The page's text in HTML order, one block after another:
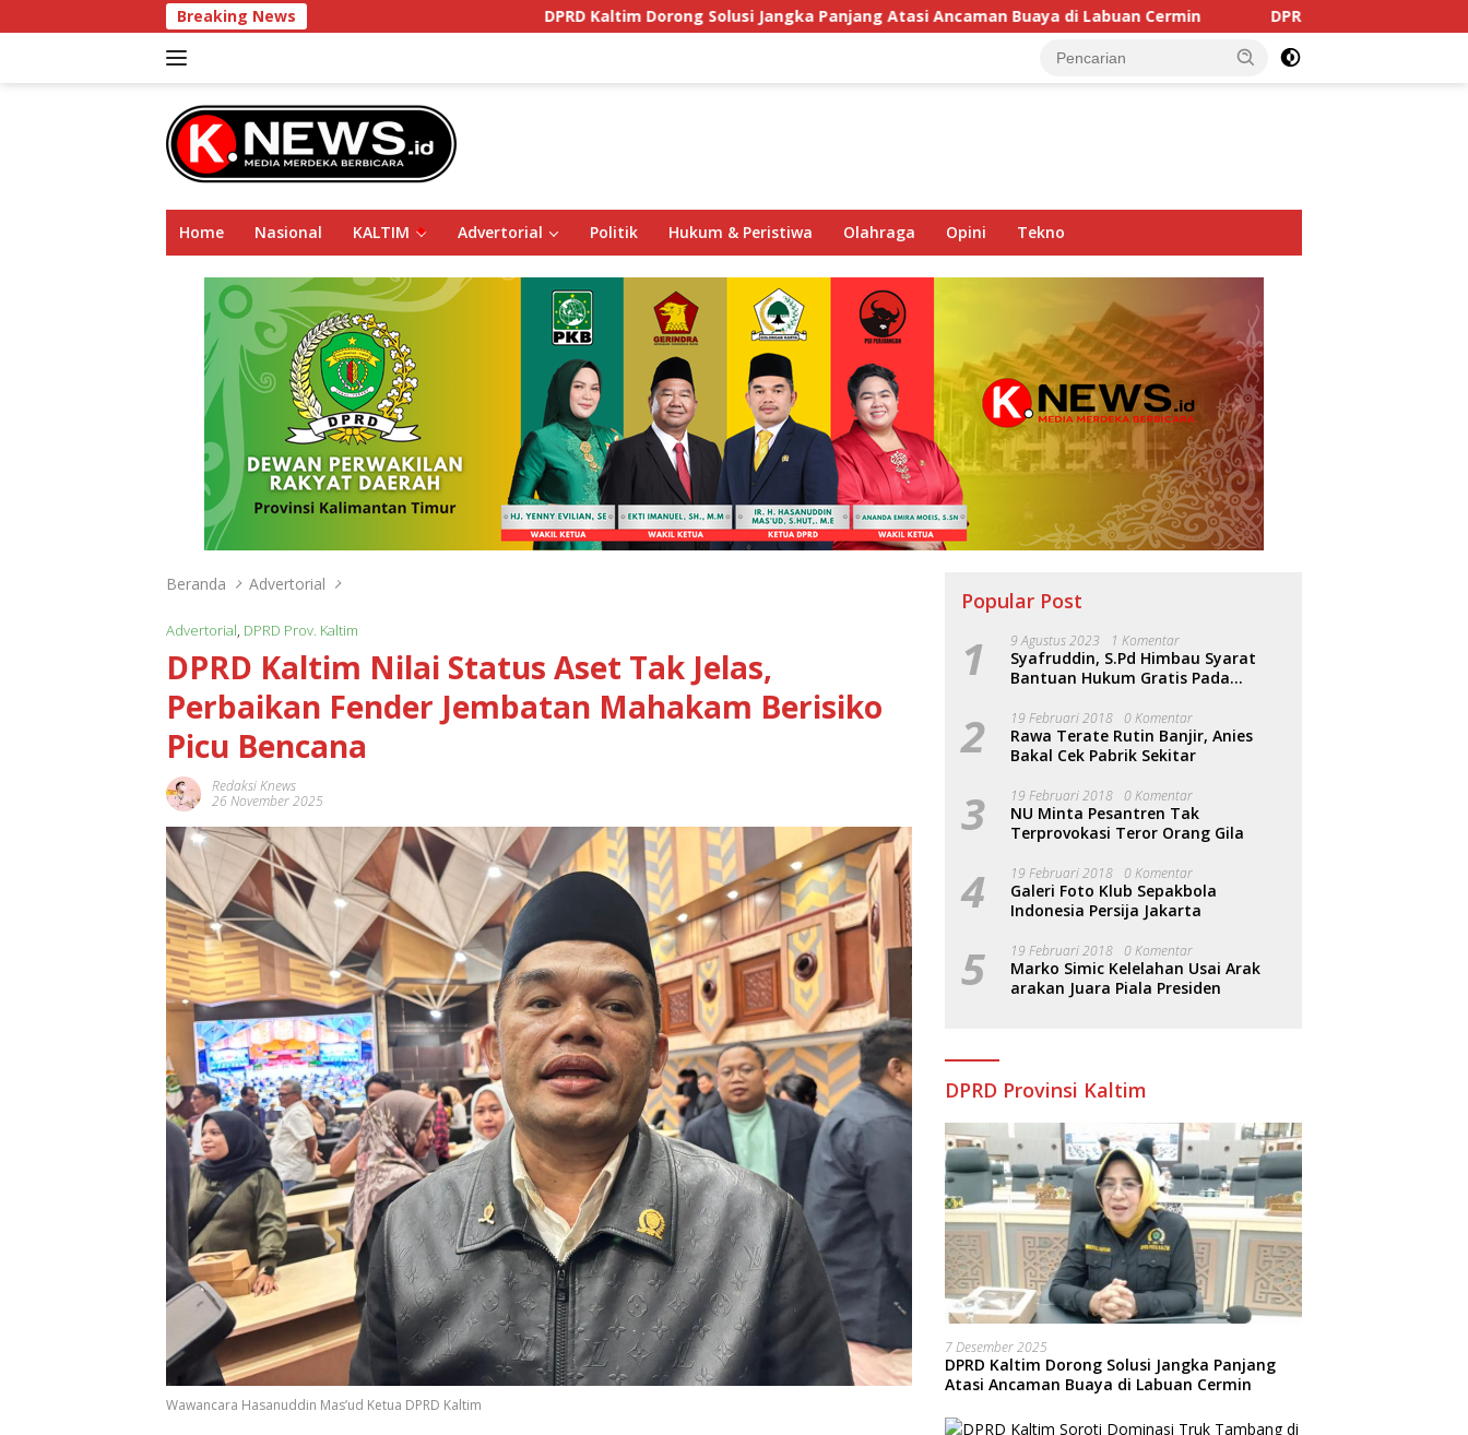
ke
Breaking News DPRD Kaltim Dorong Solusi Jangka Panjang Atasi Ancaman Buaya di Labuan Cermin DPRD Kaltim Soroti Dominasi Truk Tambang
Home Nasional KALTIM Advertorial Politik Hukum & Peristiwa Olahraga Opini Tekno
Beranda Advertorial
Advertorial, DPRD Prov. Kaltim
DPRD Kaltim Nilai Status Aset Tak Jelas,
Perbaikan Fender Jembatan Mahakam Berisiko
Picu Bencana
Redaksi Knews
26 November 2025
Wawancara Hasanuddin Mas’ud Ketua DPRD Kaltim
Popular Post
1 9 Agustus 2023 1 Komentar
Syafruddin, S.Pd Himbau Syarat
Bantuan Hukum Gratis Pada
2 19 Februari 2018 0 Komentar
Rawa Terate Rutin Banjir, Anies
Bakal Cek Pabrik Sekitar
3 19 Februari 2018 0 Komentar
NU Minta Pesantren Tak
Terprovokasi Teror Orang Gila
4 19 Februari 2018 0 Komentar
Galeri Foto Klub Sepakbola
Indonesia Persija Jakarta
5 19 Februari 2018 0 Komentar
Marko Simic Kelelahan Usai Arak
arakan Juara Piala Presiden
DPRD Provinsi Kaltim
7 Desember 2025
DPRD Kaltim Dorong Solusi Jangka Panjang
Atasi Ancaman Buaya di Labuan Cermin